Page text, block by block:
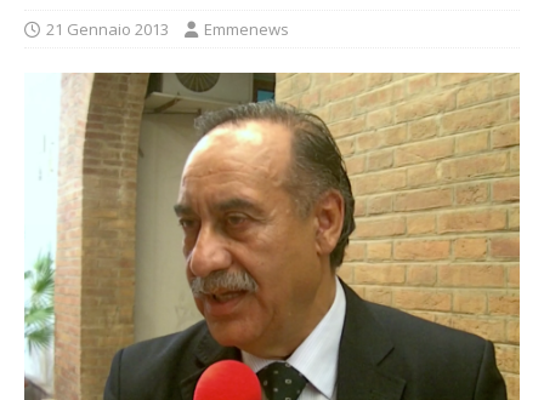
21 Gennaio 2013 Emmenews